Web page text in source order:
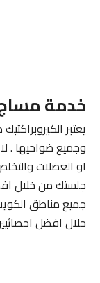
خدمة
يعتبر
وجميع ضواحيها .
او العضلات
جلستك من خلال
جميع مناطق
خلال افضل